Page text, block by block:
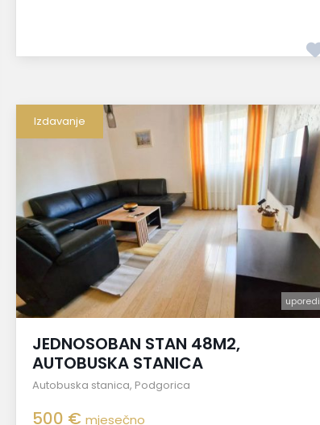
Izdavanje
uporedi
JEDNOSOBAN STAN 48M2,
AUTOBUSKA STANICA
Autobuska stanica, Podgorica
500 € mjesečno